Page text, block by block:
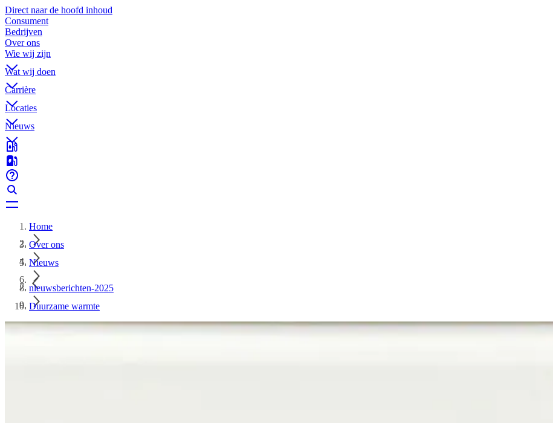
Direct naar de hoofd inhoud
Consument
Bedrijven
Over ons
Wie wij zijn
Wat wij doen
Carrière
Locaties
Nieuws
Home
Over ons
Nieuws
nieuwsberichten-2025
Duurzame warmte